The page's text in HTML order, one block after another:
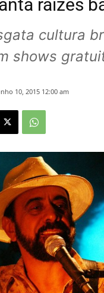
raízes
cultura
shows
10, 2015 12:00 am